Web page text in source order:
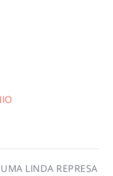
LINDA REPRESA